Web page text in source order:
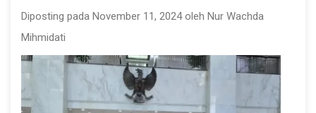
Diposting pada November 11, 2024 oleh Nur Wachda
Mihmidati